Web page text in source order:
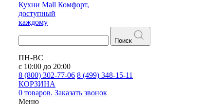
Кухни Mall Комфорт,
доступный
каждому
Поиск
ПН-ВС
с 10:00 до 20:00
8 (800) 302-77-06 8 (499) 348-15-11
КОРЗИНА
0 товаров. Заказать звонок
Меню